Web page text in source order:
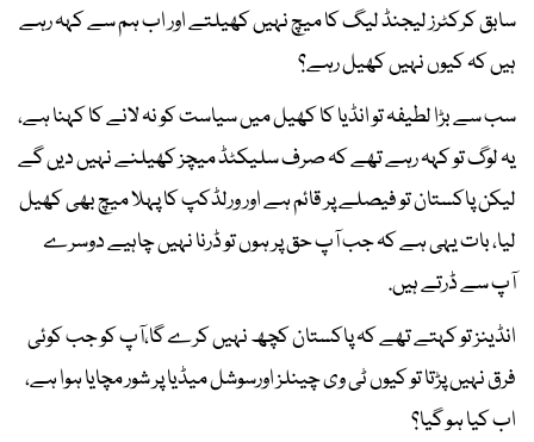
سابق کرکٹرز لیجنڈ لیگ کا میچ نہیں کھیلتے اور اب ہم سے کہہ رہے
ہیں کہ کیوں نہیں کھیل رہے؟
سب سے بڑا لطیفہ تو انڈیا کا کھیل میں سیاست کو نہ لانے کا کہنا ہے،
یہ لوگ تو کہہ رہے تھے کہ صرف سلیکٹڈ میچز کھیلنے نہیں دیں گے
لیکن پاکستان تو فیصلے پر قائم ہے اور ورلڈکپ کا پہلا میچ بھی کھیل
لیا، بات یہی ہے کہ جب آپ حق پر ہوں تو ڈرنا نہیں چاہیے دوسرے
آپ سے ڈرتے ہیں.
انڈینز تو کہتے تھے کہ پاکستان کچھ نہیں کرے گا،آپ کو جب کوئی
فرق نہیں پڑتا تو کیوں ٹی وی چینلز اورسوشل میڈیا پر شور مچایا ہوا ہے،
اب کیا ہو گیا؟